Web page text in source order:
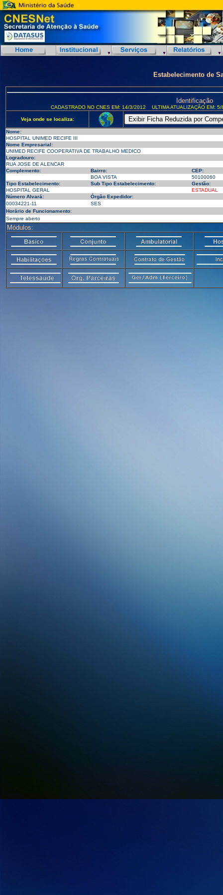
Estabelecimento de
Identificação
CADASTRADO NO CNES EM: 14/3/2012 ULTIMA ATUALIZAÇÃO EM:
Veja onde se localiza:
Nome:
HOSPITAL UNIMED RECIFE III
Nome Empresarial:
UNIMED RECIFE COOPERATIVA DE TRABALHO MEDICO
Logradouro:
RUA JOSE DE ALENCAR
Complemento:
Bairro:
CEP:
BOA VISTA
50100060
Tipo Estabelecimento:
Sub Tipo Estabelecimento:
Gestão:
HOSPITAL GERAL
ESTADUAL
Número Alvará:
Órgão Expedidor:
00034221-11
SES
Horário de Funcionamento:
Sempre aberto
Módulos: